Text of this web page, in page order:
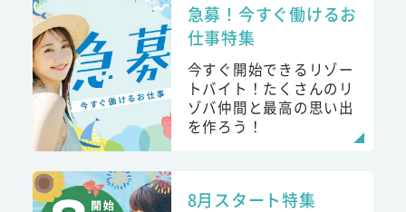
急募！今すぐ働けるお
仕事特集
今すぐ開始できるリゾー
トバイト！たくさんのリ
ゾバ仲間と最高の思い出
を作ろう！
8月スタート特集